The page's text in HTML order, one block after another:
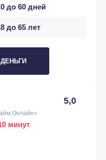
до 60 дней
до 65 лет
5,0
Онлайн»
минут